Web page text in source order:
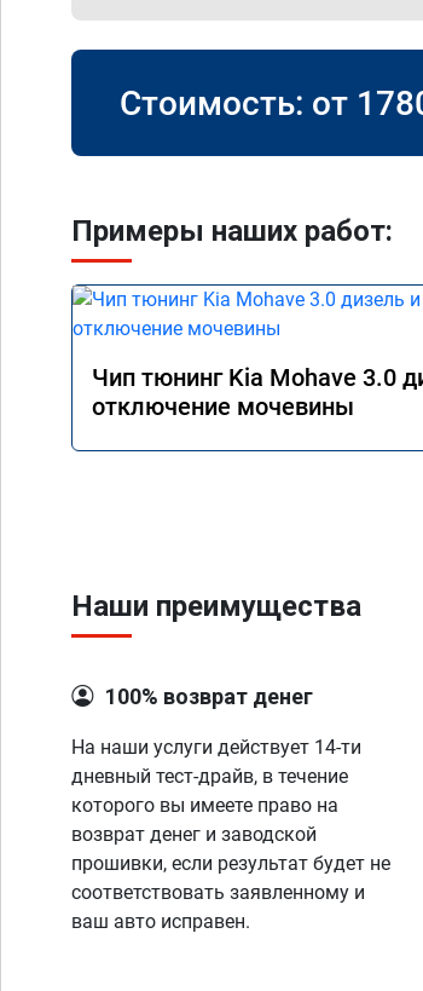
Стоимость: от
Примеры наших работ:
Чип тюнинг Kia Mohave 3.0
отключение мочевины
Наши преимущества
100% возврат денег
На наши услуги действует 14-ти
дневный тест-драйв, в течение
которого вы имеете право на
возврат денег и заводской
прошивки, если результат будет не
соответствовать заявленному и
ваш авто исправен.